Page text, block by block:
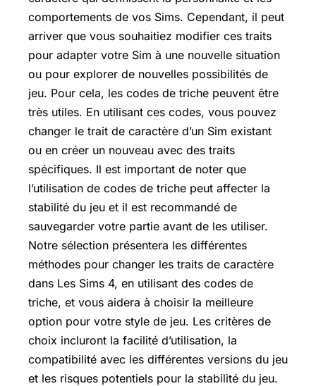
comportements de vos Sims. Cependant, il peut
arriver que vous souhaitiez modifier ces traits
pour adapter votre Sim à une nouvelle situation
ou pour explorer de nouvelles possibilités de
jeu. Pour cela, les codes de triche peuvent être
très utiles. En utilisant ces codes, vous pouvez
changer le trait de caractère d’un Sim existant
ou en créer un nouveau avec des traits
spécifiques. Il est important de noter que
l’utilisation de codes de triche peut affecter la
stabilité du jeu et il est recommandé de
sauvegarder votre partie avant de les utiliser.
Notre sélection présentera les différentes
méthodes pour changer les traits de caractère
dans Les Sims 4, en utilisant des codes de
triche, et vous aidera à choisir la meilleure
option pour votre style de jeu. Les critères de
choix incluront la facilité d’utilisation, la
compatibilité avec les différentes versions du jeu
et les risques potentiels pour la stabilité du jeu.